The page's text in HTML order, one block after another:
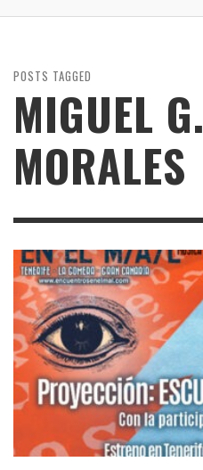
POSTS TAGGED
MIGUEL G.
MORALES